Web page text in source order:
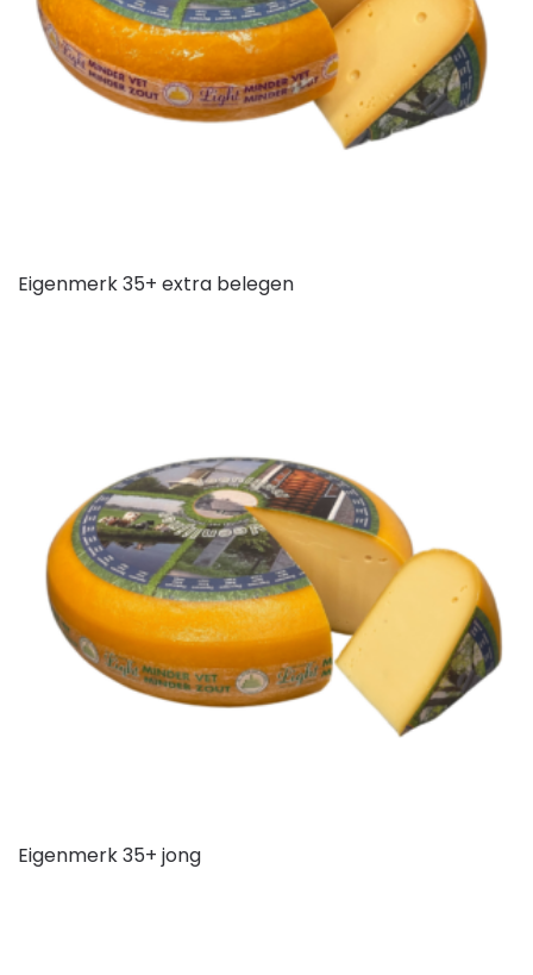
Eigenmerk 35+ extra belegen
Eigenmerk 35+ jong